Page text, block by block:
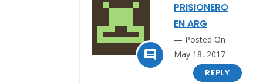

PRISIONERO
EN ARG
Posted On
May 18, 2017
REPLY